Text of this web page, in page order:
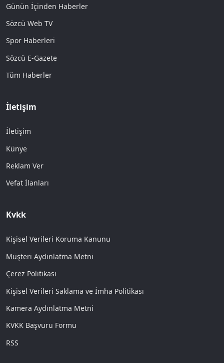
Günün İçinden Haberler
Sözcü Web TV
Spor Haberleri
Sözcü E-Gazete
Tüm Haberler
İletişim
İletişim
Künye
Reklam Ver
Vefat İlanları
Kvkk
Kişisel Verileri Koruma Kanunu
Müşteri Aydınlatma Metni
Çerez Politikası
Kişisel Verileri Saklama ve İmha Politikası
Kamera Aydınlatma Metni
KVKK Başvuru Formu
RSS